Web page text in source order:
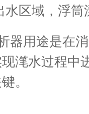
水区域，浮
用途是在消
滗水过程中
。